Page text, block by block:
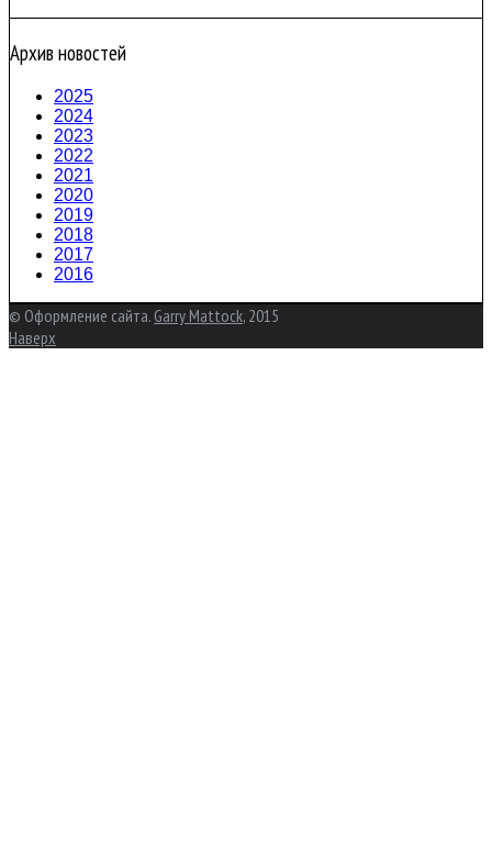
Архив новостей
2025
2024
2023
2022
2021
2020
2019
2018
2017
2016
© Оформление сайта. Garry Mattock, 2015
Наверх